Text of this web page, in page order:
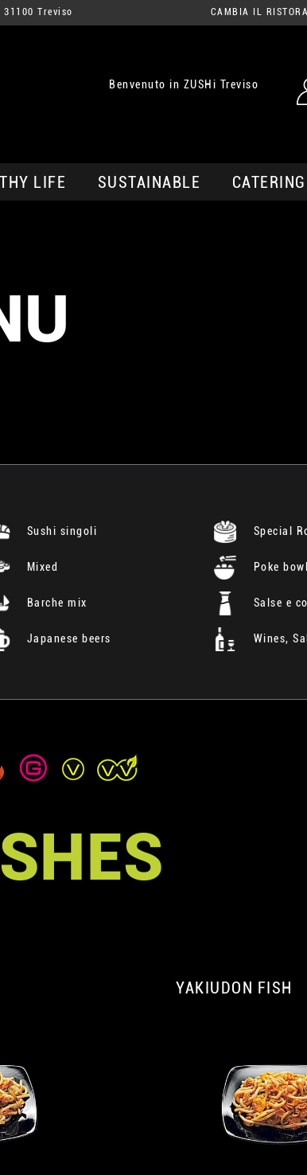
Treviso CAMBIA IL
Benvenuto in ZUSHi Treviso
LIFE SUSTAINABLE CATERING
Sushi singoli Special
Mixed Poke
Barche mix Salse e
Japanese beers Wines,
YAKIUDON FISH